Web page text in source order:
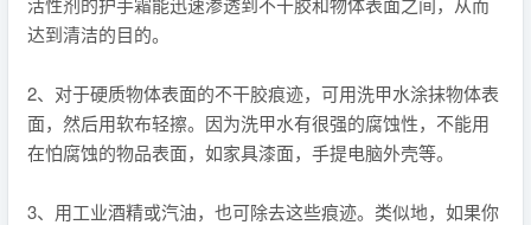
达到清洁的目的。
2、对于硬质物体表面的不干胶痕迹，可用洗甲水涂抹物体表
面，然后用软布轻擦。因为洗甲水有很强的腐蚀性，不能用
在怕腐蚀的物品表面，如家具漆面，手提电脑外壳等。
3、用工业酒精或汽油，也可除去这些痕迹。类似地，如果你